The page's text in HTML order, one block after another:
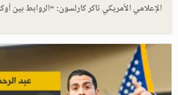
الإعلامي الأمريكي تاكر كارلسون: “الروابط بين